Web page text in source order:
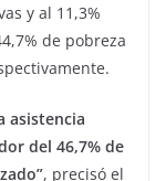
y al 11,3%
de pobreza
asistencia
del 46,7% de
, precisó el